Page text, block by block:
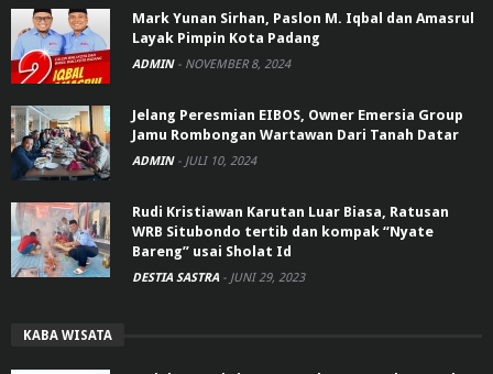
Mark Yunan Sirhan, Paslon M. Iqbal dan Amasrul
Layak Pimpin Kota Padang
ADMIN - NOVEMBER 8, 2024
Jelang Peresmian EIBOS, Owner Emersia Group
Jamu Rombongan Wartawan Dari Tanah Datar
ADMIN - JULI 10, 2024
Rudi Kristiawan Karutan Luar Biasa, Ratusan
WRB Situbondo tertib dan kompak “Nyate
Bareng” usai Sholat Id
DESTIA SASTRA - JUNI 29, 2023
KABA WISATA